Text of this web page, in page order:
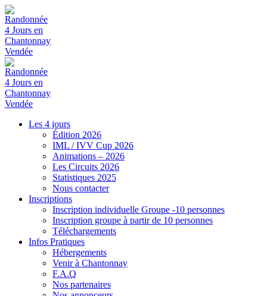
Les 4 jours
Édition 2026
IML / IVV Cup 2026
Animations – 2026
Les Circuits 2026
Statistiques 2025
Nous contacter
Inscriptions
Inscription individuelle Groupe -10 personnes
Inscription groupe à partir de 10 personnes
Téléchargements
Infos Pratiques
Hébergements
Venir à Chantonnay
F.A.Q
Nos partenaires